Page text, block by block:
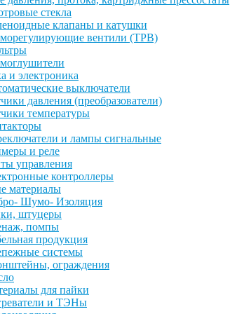
стекла
клапаны и катушки
вентили (ТРВ)
и электроника
выключатели
давления (преобразователи)
температуры
и лампы сигнальные
и реле
управления
контроллеры
материалы
Шумо- Изоляция
штуцеры
помпы
продукция
системы
ограждения
для пайки
и ТЭНы